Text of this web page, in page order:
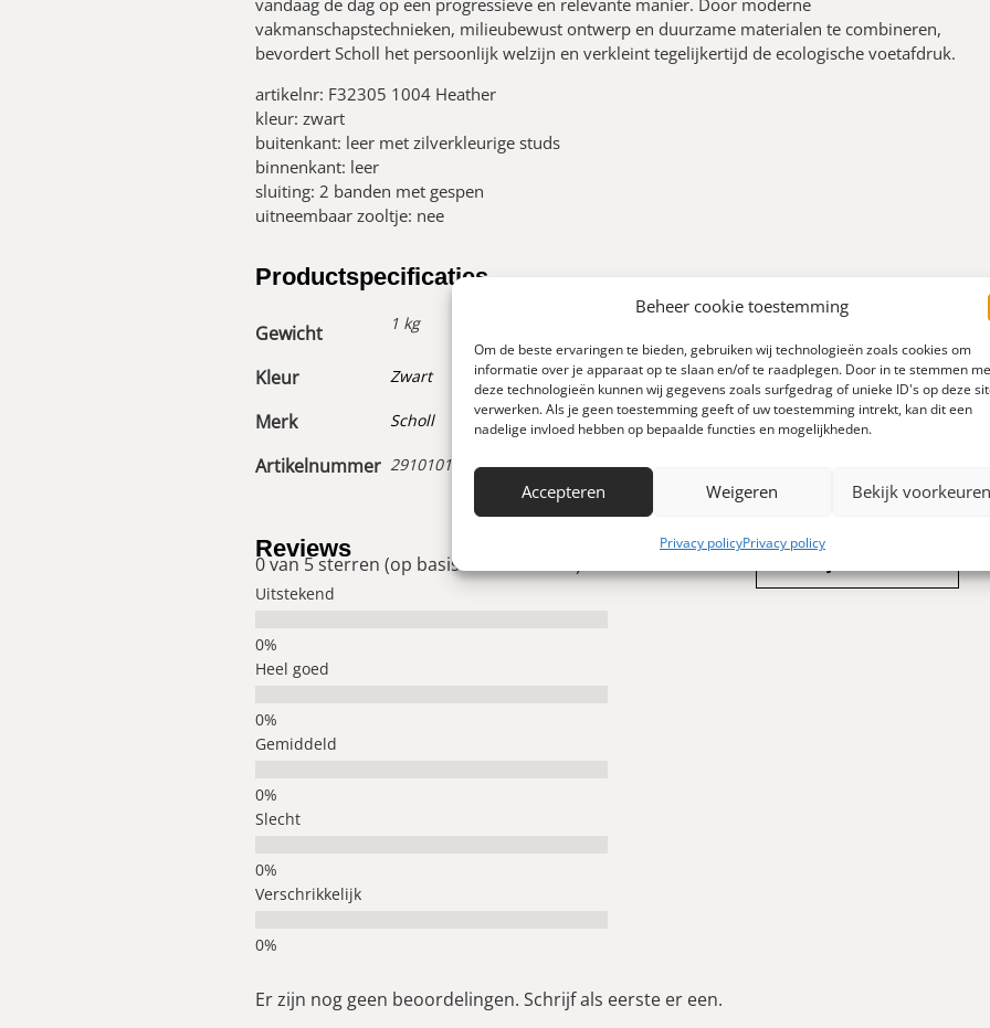
Beheer cookie toestemming
Om de beste ervaringen te bieden, gebruiken wij technologieën zoals cookies om
informatie over je apparaat op te slaan en/of te raadplegen. Door in te stemmen
deze technologieën kunnen wij gegevens zoals surfgedrag of unieke ID's op deze
verwerken. Als je geen toestemming geeft of uw toestemming intrekt, kan dit een
nadelige invloed hebben op bepaalde functies en mogelijkheden.
Accepteren Weigeren Bekijk voorkeuren
Privacy policyPrivacy policy
vandaag de dag op een progressieve en relevante manier. Door moderne
vakmanschapstechnieken, milieubewust ontwerp en duurzame materialen te combineren,
bevordert Scholl het persoonlijk welzijn en verkleint tegelijkertijd de ecologische voetafdruk.
artikelnr: F32305 1004 Heather
kleur: zwart
buitenkant: leer met zilverkleurige studs
binnenkant: leer
sluiting: 2 banden met gespen
uitneembaar zooltje: nee
Productspecificaties
Gewicht 1 kg
Kleur Zwart
Merk Scholl
Artikelnummer 291010177000
Reviews
0 van 5 sterren (op basis van 0 reviews)
Uitstekend
Heel goed
Gemiddeld
Slecht
Verschrikkelijk
Er zijn nog geen beoordelingen. Schrijf als eerste er een.